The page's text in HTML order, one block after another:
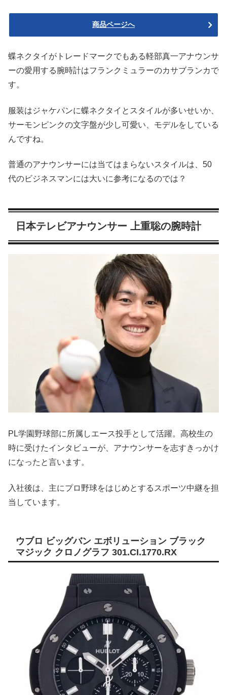
商品ページへ
蝶ネクタイがトレードマークでもある軽部真一アナウンサ
ーの愛用する腕時計はフランクミュラーのカサブランカで
す。
服装はジャケパンに蝶ネクタイとスタイルが多いせいか、
サーモンピンクの文字盤が少し可愛い、モデルをしている
んですね。
普通のアナウンサーには当てはまらないスタイルは、50
代のビジネスマンには大いに参考になるのでは？
日本テレビアナウンサー 上重聡の腕時計
PL学園野球部に所属しエース投手として活躍。高校生の
時に受けたインタビューが、アナウンサーを志すきっかけ
になったと言います。
入社後は、主にプロ野球をはじめとするスポーツ中継を担
当しています。
ウブロ ビッグバン エボリューション ブラック
マジック クロノグラフ 301.CI.1770.RX